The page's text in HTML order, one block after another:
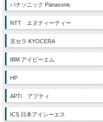
パナソニック Panasonic
NTT エヌティーティー
京セラ KYOCERA
IBM アイビーエム
HP
APTi アプティ
ICS 日本アイシーエス